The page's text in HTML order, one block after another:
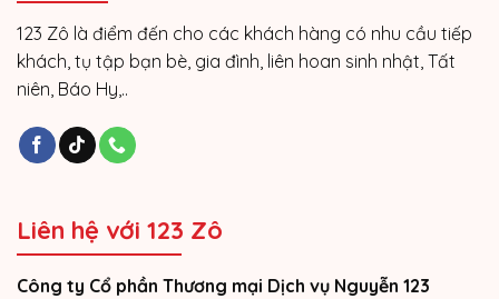
123 Zô là điểm đến cho các khách hàng có nhu cầu tiếp
khách, tụ tập bạn bè, gia đình, liên hoan sinh nhật, Tất
niên, Báo Hy,..
Liên hệ với 123 Zô
Công ty Cổ phần Thương mại Dịch vụ Nguyễn 123